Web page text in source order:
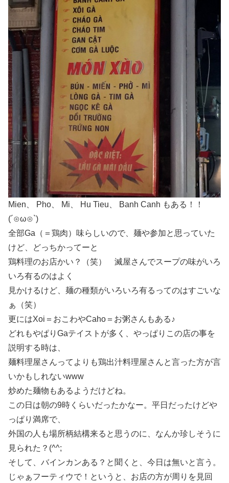
Mien、 Pho、 Mi、 Hu Tieu、 Banh Canh もある！！
(´⊙ω⊙`)
全部Ga（＝鶏肉）味らしいので、麺や参加と思っていた
けど、どっちかってーと
鶏料理のお店かい？（笑） 滅屋さんでスープの味がいろ
いろ有るのはよく
見かけるけど、麺の種類がいろいろ有るってのはすごいな
ぁ（笑）
更にはXoi＝おこわやCaho＝お粥さんもある♪
どれもやぱりGaテイストが多く、やっぱりこの店の事を
説明する時は、
麺料理屋さんってよりも鶏出汁料理屋さんと言った方が言
いかもしれないwww
炒めた麺物もあるようだけどね。
この日は朝の9時くらいだったかなー。平日だったけどや
っぱり満席で、
外国の人も場所柄結構来ると思うのに、なんか珍しそうに
見られた？(^^;
そして、バインカンある？と聞くと、今日は無いと言う。
じゃぁフーティウで！というと、お店の方が周りを見回